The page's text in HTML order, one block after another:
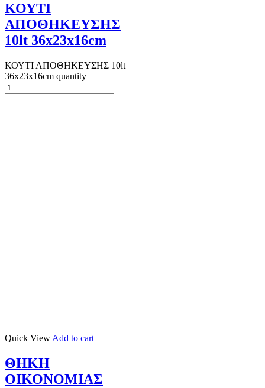
ΚΟΥΤΙ
ΑΠΟΘΗΚΕΥΣΗΣ
10lt 36x23x16cm
ΚΟΥΤΙ ΑΠΟΘΗΚΕΥΣΗΣ 10lt
36x23x16cm quantity
Quick View Add to cart
ΘΗΚΗ
ΟΙΚΟΝΟΜΙΑΣ